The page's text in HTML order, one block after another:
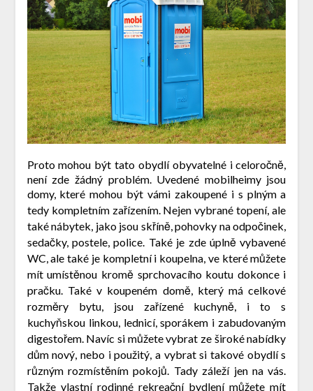
Proto mohou být tato obydlí obyvatelné i celoročně,
není zde žádný problém. Uvedené mobilheimy jsou
domy, které mohou být vámi zakoupené i s plným a
tedy kompletním zařízením. Nejen vybrané topení, ale
také nábytek, jako jsou skříně, pohovky na odpočinek,
sedačky, postele, police. Také je zde úplně vybavené
WC, ale také je kompletní i koupelna, ve které můžete
mít umístěnou kromě sprchovacího koutu dokonce i
pračku. Také v koupeném domě, který má celkové
rozměry bytu, jsou zařízené kuchyně, i to s
kuchyňskou linkou, lednicí, sporákem i zabudovaným
digestořem. Navíc si můžete vybrat ze široké nabídky
dům nový, nebo i použitý, a vybrat si takové obydlí s
různým rozmístěním pokojů. Tady záleží jen na vás.
Takže vlastní rodinné rekreační bydlení můžete mít